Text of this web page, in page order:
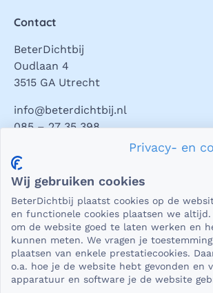
Contact
BeterDichtbij
Oudlaan 4
3515 GA Utrecht
info@beterdichtbij.nl
085 – 27 35 398
Privacy en veiligheid
essentieel dat die beveiligd worden
die gegevens niet in verkeerde handen
op rekenen bij BeterDichtbij.
Lees verder
Privacy- en
Wij gebruiken cookies
BeterDichtbij plaatst cookies op de
en functionele cookies plaatsen we altijd.
om de website goed te laten werken en
kunnen meten. We vragen je
plaatsen van enkele prestatiecookies.
o.a. hoe je de website hebt gevonden en
apparatuur en software je de website